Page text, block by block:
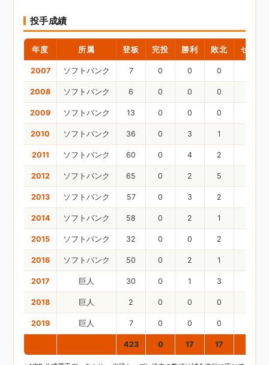
投手成績
年度 所属 登板 完投 勝利 敗北 セーブ
2007 ソフトバンク 7 0 0 0
2008 ソフトバンク 6 0 0 0
2009 ソフトバンク 13 0 0 0
2010 ソフトバンク 36 0 3 1
2011 ソフトバンク 60 0 4 2
2012 ソフトバンク 65 0 2 5
2013 ソフトバンク 57 0 3 2
2014 ソフトバンク 58 0 2 1
2015 ソフトバンク 32 0 0 2
2016 ソフトバンク 50 0 2 1
2017 巨人 30 0 1 3
2018 巨人 2 0 0 0
2019 巨人 7 0 0 0
423 0 17 17